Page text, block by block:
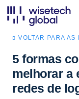
VOLTAR PARA AS
5 formas
melhorar a
redes de